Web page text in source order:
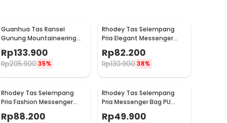
Guanhua Tas Ransel
Gunung Mountaineering
Backpack Outdoor 35 L -
GC35
Rp133.900
Rp205.900 35%
Rhodey Tas Selempang
Pria Elegant Messenger
Crossbody Sling Bag - 6330
Rp82.200
Rp130.90038%
Rhodey Tas Selempang
Pria Fashion Messenger
Bag PU Leather - 18067
Rp88.200
Rhodey Tas Selempang
Pria Messenger Bag PU
Rp49.900